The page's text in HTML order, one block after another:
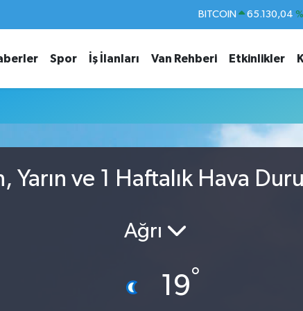
BITCOIN 65.130,04
EURO 55,1652
STERLİN 64,4046
13.773
Spor İş İlanları Van Rehberi Etkinlikler
Yarın ve 1 Haftalık Hava
Ağrı
19°